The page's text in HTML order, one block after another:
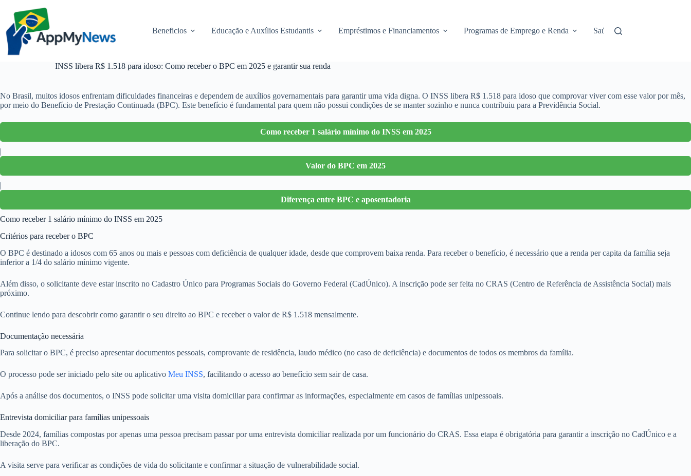
conteúdo
Beneficios Educação e Auxílios Estudantis Empréstimos e Financiamentos Programas de Emprego e Renda Saúde e Assistência
INSS libera R$ 1.518 para idoso: Como receber o BPC em 2025 e garantir sua renda
No Brasil, muitos idosos enfrentam dificuldades financeiras e dependem de auxílios governamentais para garantir uma vida digna. O INSS libera R$ 1.518 para idoso que comprovar viver com esse valor por mês,
por meio do Benefício de Prestação Continuada (BPC). Este benefício é fundamental para quem não possui condições de se manter sozinho e nunca contribuiu para a Previdência Social.
Como receber 1 salário mínimo do INSS em 2025
|
Valor do BPC em 2025
|
Diferença entre BPC e aposentadoria
Como receber 1 salário mínimo do INSS em 2025
Critérios para receber o BPC
O BPC é destinado a idosos com 65 anos ou mais e pessoas com deficiência de qualquer idade, desde que comprovem baixa renda. Para receber o benefício, é necessário que a renda per capita da família seja
inferior a 1/4 do salário mínimo vigente.
Além disso, o solicitante deve estar inscrito no Cadastro Único para Programas Sociais do Governo Federal (CadÚnico). A inscrição pode ser feita no CRAS (Centro de Referência de Assistência Social) mais
próximo.
Continue lendo para descobrir como garantir o seu direito ao BPC e receber o valor de R$ 1.518 mensalmente.
Documentação necessária
Para solicitar o BPC, é preciso apresentar documentos pessoais, comprovante de residência, laudo médico (no caso de deficiência) e documentos de todos os membros da família.
O processo pode ser iniciado pelo site ou aplicativo Meu INSS, facilitando o acesso ao benefício sem sair de casa.
Após a análise dos documentos, o INSS pode solicitar uma visita domiciliar para confirmar as informações, especialmente em casos de famílias unipessoais.
Entrevista domiciliar para famílias unipessoais
Desde 2024, famílias compostas por apenas uma pessoa precisam passar por uma entrevista domiciliar realizada por um funcionário do CRAS. Essa etapa é obrigatória para garantir a inscrição no CadÚnico e a
liberação do BPC.
A visita serve para verificar as condições de vida do solicitante e confirmar a situação de vulnerabilidade social.